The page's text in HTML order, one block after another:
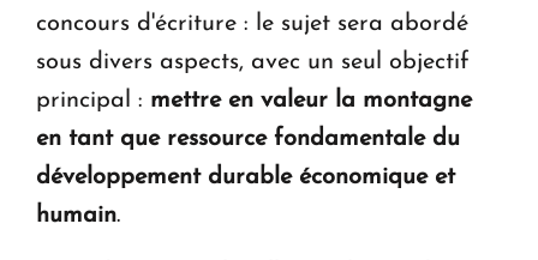
concours d'écriture : le sujet sera abordé
sous divers aspects, avec un seul objectif
principal : mettre en valeur la montagne
en tant que ressource fondamentale du
développement durable économique et
humain.